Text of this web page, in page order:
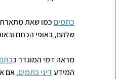
כתמים כמו שאת מתארת
שלהם, באופי הכתם
מראה דמי המוגדר ככתם
המידעדיני כתמים.אם